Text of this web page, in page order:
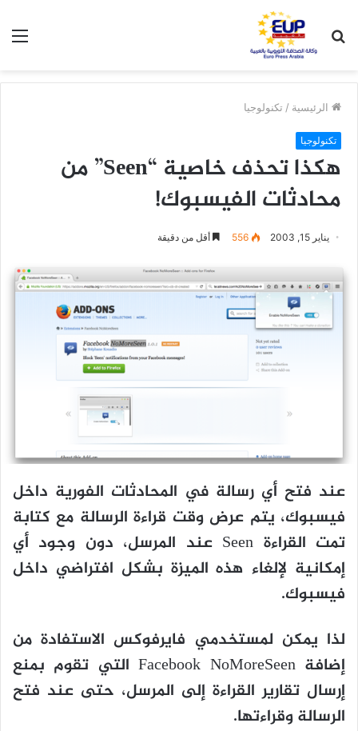
عن
الرئيسية / تكنولوجيا
تكنولوجيا
هكذا تحذف خاصية “Seen” من
محادثات الفيسبوك!
يناير 15, 2003 556 أقل من دقيقة
عند فتح أي رسالة في المحادثات الفورية داخل
فيسبوك، يتم عرض وقت قراءة الرسالة مع كتابة
تمت القراءة Seen عند المرسل، دون وجود أي
إمكانية لإلغاء هذه الميزة بشكل افتراضي داخل
فيسبوك.
لذا يمكن لمستخدمي فايرفوكس الاستفادة من
إضافة Facebook NoMoreSeen التي تقوم بمنع
إرسال تقارير القراءة إلى المرسل، حتى عند فتح
الرسالة وقراءتها.